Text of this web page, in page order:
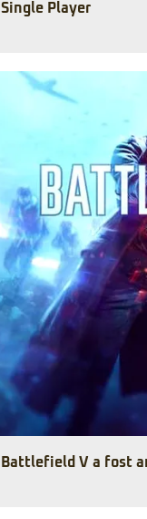
Single Player
Battlefield V a fost